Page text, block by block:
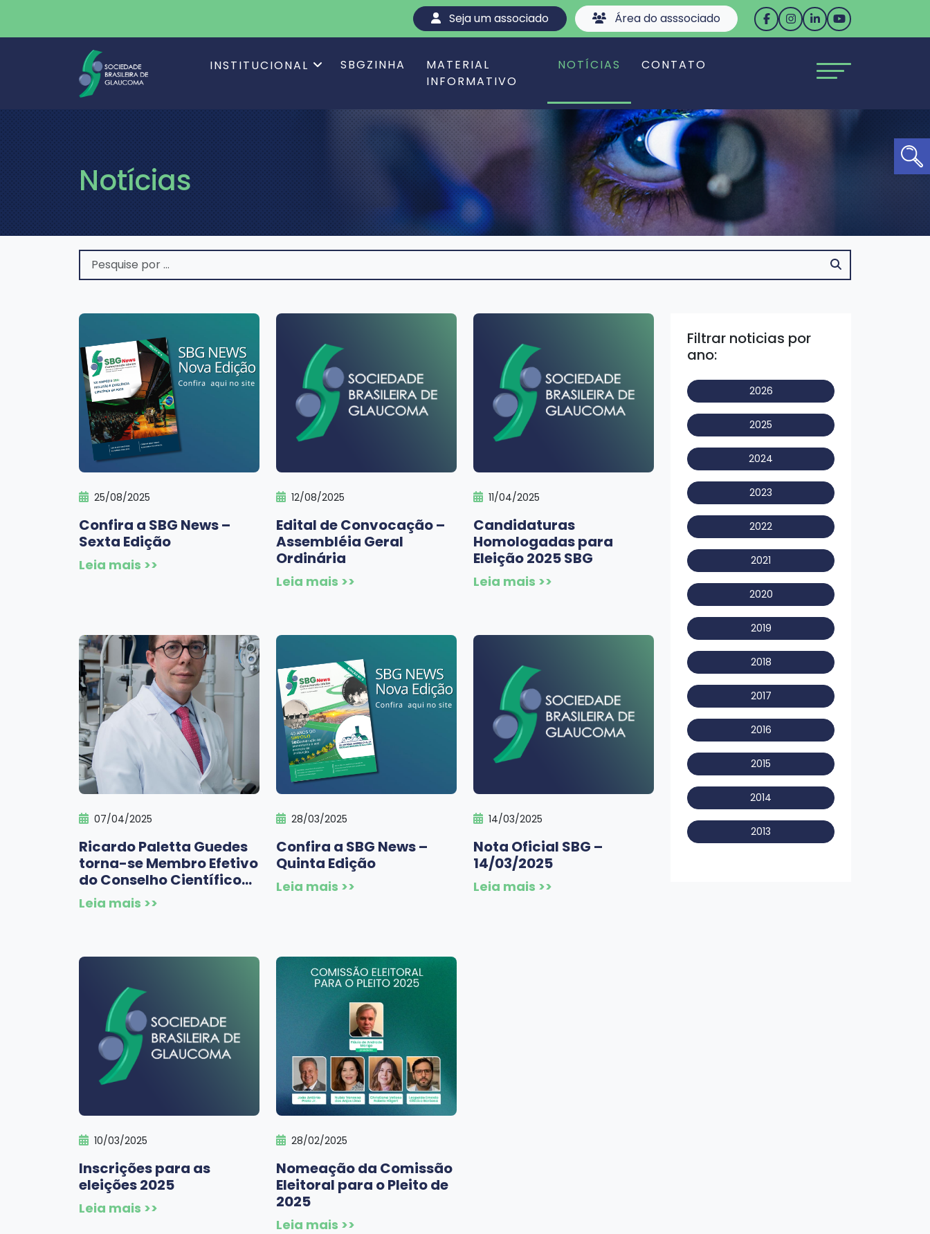
Seja um associado Área do asssociado
INSTITUCIONAL SBGZINHA
MATERIAL
INFORMATIVO
NOTÍCIAS CONTATO
Notícias
25/08/2025
Confira a SBG News –
Sexta Edição
Leia mais >>
12/08/2025
Edital de Convocação –
Assembléia Geral
Ordinária
Leia mais >>
11/04/2025
Candidaturas
Homologadas para
Eleição 2025 SBG
Leia mais >>
07/04/2025
Ricardo Paletta Guedes
torna-se Membro Efetivo
do Conselho Científico
do Instituto Universitário
Francês de Glaucoma
Leia mais >>
28/03/2025
Confira a SBG News –
Quinta Edição
Leia mais >>
14/03/2025
Nota Oficial SBG –
14/03/2025
Leia mais >>
10/03/2025
Inscrições para as
eleições 2025
Leia mais >>
28/02/2025
Nomeação da Comissão
Eleitoral para o Pleito de
2025
Leia mais >>
Filtrar noticias por
ano:
2026
2025
2024
2023
2022
2021
2020
2019
2018
2017
2016
2015
2014
2013